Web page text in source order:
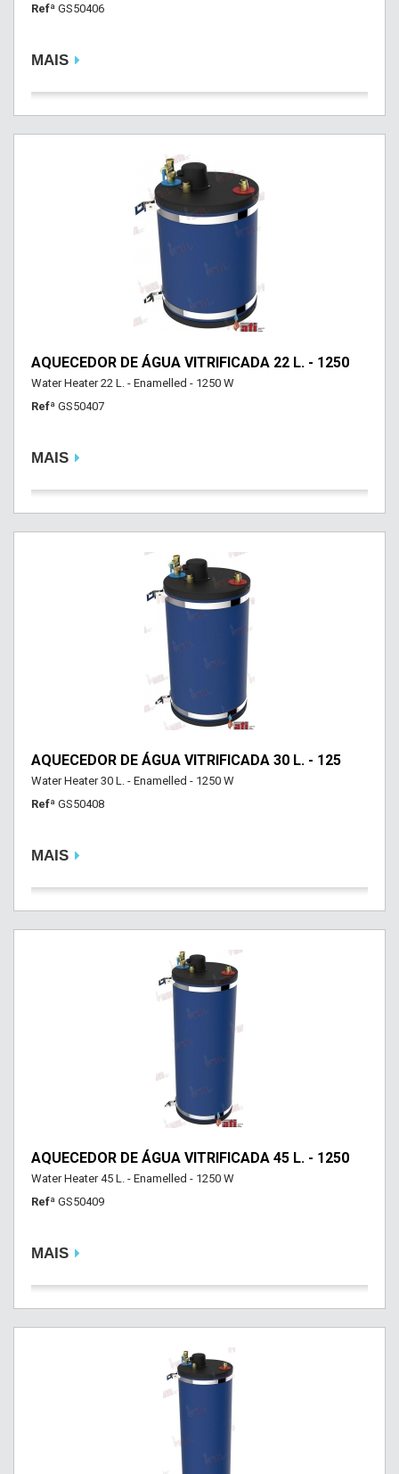
Refª GS50406
MAIS
AQUECEDOR DE ÁGUA VITRIFICADA 22 L. - 1250
Water Heater 22 L. - Enamelled - 1250 W
Refª GS50407
MAIS
AQUECEDOR DE ÁGUA VITRIFICADA 30 L. - 125
Water Heater 30 L. - Enamelled - 1250 W
Refª GS50408
MAIS
AQUECEDOR DE ÁGUA VITRIFICADA 45 L. - 1250
Water Heater 45 L. - Enamelled - 1250 W
Refª GS50409
MAIS